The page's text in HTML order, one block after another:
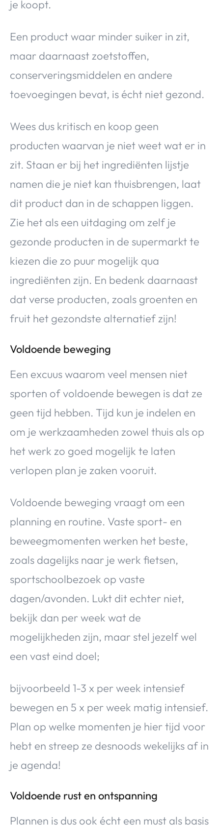
je koopt.
Een product waar minder suiker in zit,
maar daarnaast zoetstoffen,
conserveringsmiddelen en andere
toevoegingen bevat, is écht niet gezond.
Wees dus kritisch en koop geen
producten waarvan je niet weet wat er in
zit. Staan er bij het ingrediënten lijstje
namen die je niet kan thuisbrengen, laat
dit product dan in de schappen liggen.
Zie het als een uitdaging om zelf je
gezonde producten in de supermarkt te
kiezen die zo puur mogelijk qua
ingrediënten zijn. En bedenk daarnaast
dat verse producten, zoals groenten en
fruit het gezondste alternatief zijn!
Voldoende beweging
Een excuus waarom veel mensen niet
sporten of voldoende bewegen is dat ze
geen tijd hebben. Tijd kun je indelen en
om je werkzaamheden zowel thuis als op
het werk zo goed mogelijk te laten
verlopen plan je zaken vooruit.
Voldoende beweging vraagt om een
planning en routine. Vaste sport- en
beweegmomenten werken het beste,
zoals dagelijks naar je werk fietsen,
sportschoolbezoek op vaste
dagen/avonden. Lukt dit echter niet,
bekijk dan per week wat de
mogelijkheden zijn, maar stel jezelf wel
een vast eind doel;
bijvoorbeeld 1-3 x per week intensief
bewegen en 5 x per week matig intensief.
Plan op welke momenten je hier tijd voor
hebt en streep ze desnoods wekelijks af in
je agenda!
Voldoende rust en ontspanning
Plannen is dus ook écht een must als basis